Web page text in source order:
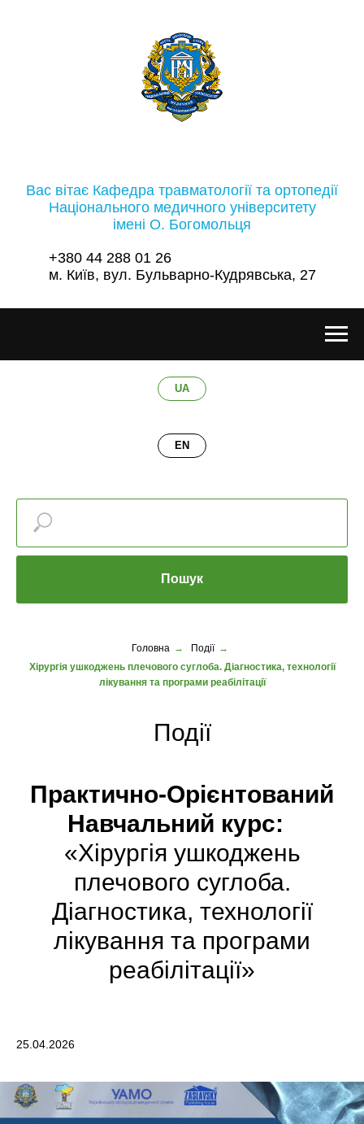
Вас вітає Кафедра травматології та ортопедії
Національного медичного університету
імені О. Богомольця
+380 44 288 01 26
м. Київ, вул. Бульварно-Кудрявська, 27
UA
EN
Пошук
Головна → Події →
Хірургія ушкоджень плечового суглоба. Діагностика, технології
лікування та програми реабілітації
Події
Практично-Орієнтований
Навчальний курс:
«Хірургія ушкоджень
плечового суглоба.
Діагностика, технології
лікування та програми
реабілітації»
25.04.2026